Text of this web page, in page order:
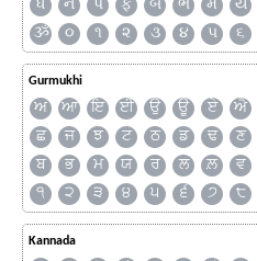
ધ
ન પ ફ બ ભ મ ય
ૐ
૦ ૧ ૨ ૩ ૪ ૫ ૬
Gurmukhi
ਅ ਆ ਇ ਈ ਉ ਊ ਏ ਐ
ਛ
ਜ ਝ ਟ ਠ ਡ ਢ ਣ
ਬ
ਭ ਮ ਯ ਰ ਲ ਲ਼ ਵ
੧
੨ ੩ ੪ ੫ ੬ ੭ ੮
Kannada